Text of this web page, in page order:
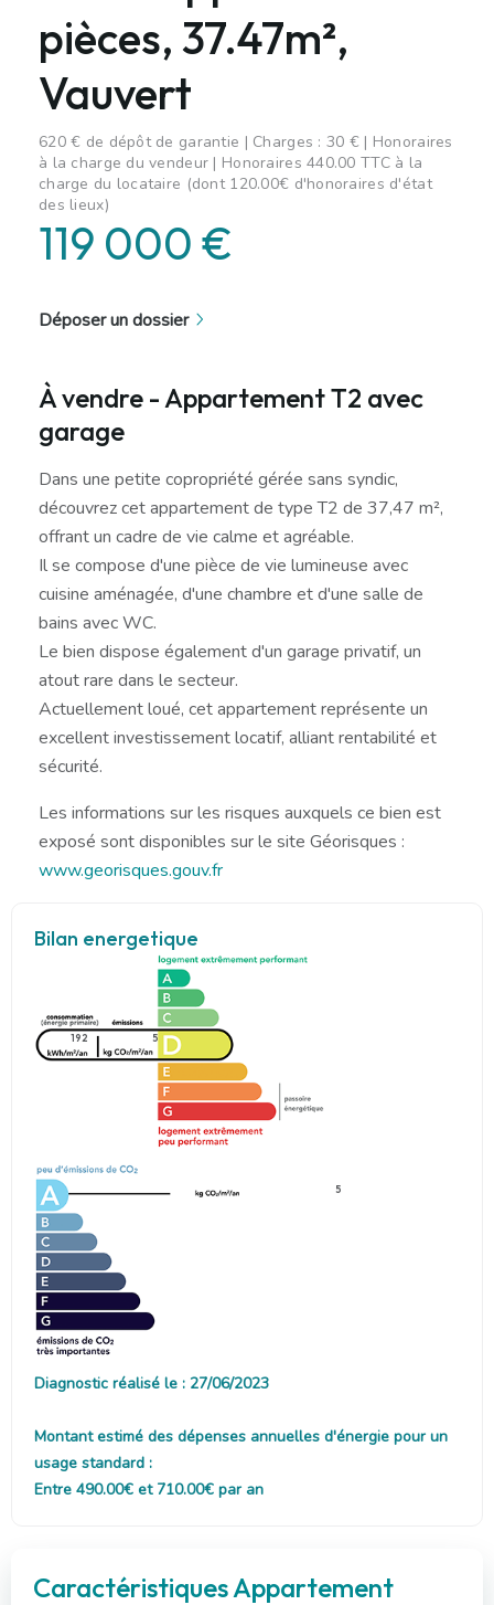
pièces, 37.47m²,
Vauvert
620 € de dépôt de garantie | Charges : 30 € | Honoraires
à la charge du vendeur | Honoraires 440.00 TTC à la
charge du locataire (dont 120.00€ d'honoraires d'état
des lieux)
119 000 €
Déposer un dossier
À vendre - Appartement T2 avec
garage
Dans une petite copropriété gérée sans syndic,
découvrez cet appartement de type T2 de 37,47 m²,
offrant un cadre de vie calme et agréable.
Il se compose d'une pièce de vie lumineuse avec
cuisine aménagée, d'une chambre et d'une salle de
bains avec WC.
Le bien dispose également d'un garage privatif, un
atout rare dans le secteur.
Actuellement loué, cet appartement représente un
excellent investissement locatif, alliant rentabilité et
sécurité.
Les informations sur les risques auxquels ce bien est
exposé sont disponibles sur le site Géorisques :
www.georisques.gouv.fr
Bilan energetique
192 5
5
Diagnostic réalisé le : 27/06/2023
Montant estimé des dépenses annuelles d'énergie pour un
usage standard :
Entre 490.00€ et 710.00€ par an
Caractéristiques Appartement